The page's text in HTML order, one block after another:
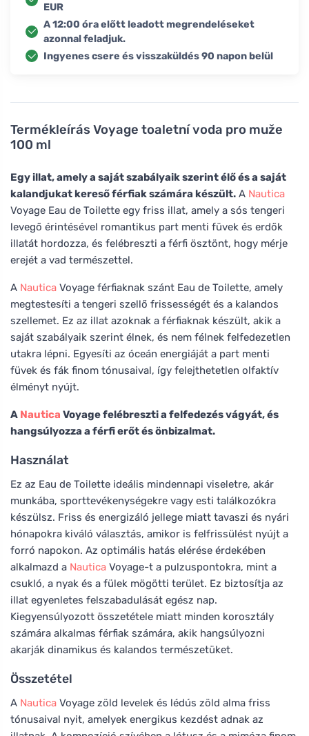
Termékleírás Voyage toaletní voda pro muže
100 ml
Egy illat, amely a saját szabályaik szerint élő és a saját
kalandjukat kereső férfiak számára készült. A Nautica
Voyage Eau de Toilette egy friss illat, amely a sós tengeri
levegő érintésével romantikus part menti füvek és erdők
illatát hordozza, és felébreszti a férfi ösztönt, hogy mérje
erejét a vad természettel.
A Nautica Voyage férfiaknak szánt Eau de Toilette, amely
megtestesíti a tengeri szellő frissességét és a kalandos
szellemet. Ez az illat azoknak a férfiaknak készült, akik a
saját szabályaik szerint élnek, és nem félnek felfedezetlen
utakra lépni. Egyesíti az óceán energiáját a part menti
füvek és fák finom tónusaival, így felejthetetlen olfaktív
élményt nyújt.
A Nautica Voyage felébreszti a felfedezés vágyát, és
hangsúlyozza a férfi erőt és önbizalmat.
Használat
Ez az Eau de Toilette ideális mindennapi viseletre, akár
munkába, sporttevékenységekre vagy esti találkozókra
készülsz. Friss és energizáló jellege miatt tavaszi és nyári
hónapokra kiváló választás, amikor is felfrissülést nyújt a
forró napokon. Az optimális hatás elérése érdekében
alkalmazd a Nautica Voyage-t a pulzuspontokra, mint a
csukló, a nyak és a fülek mögötti terület. Ez biztosítja az
illat egyenletes felszabadulását egész nap.
Kiegyensúlyozott összetétele miatt minden korosztály
számára alkalmas férfiak számára, akik hangsúlyozni
akarják dinamikus és kalandos természetüket.
Összetétel
A Nautica Voyage zöld levelek és lédús zöld alma friss
tónusaival nyit, amelyek energikus kezdést adnak az
EUR
A 12:00 óra előtt leadott megrendeléseket
azonnal feladjuk.
Ingyenes csere és visszaküldés 90 napon belül